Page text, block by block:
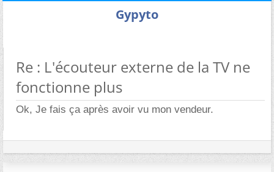
Gypyto
Re : L'écouteur externe de la TV ne
fonctionne plus
Ok, Je fais ça après avoir vu mon vendeur.